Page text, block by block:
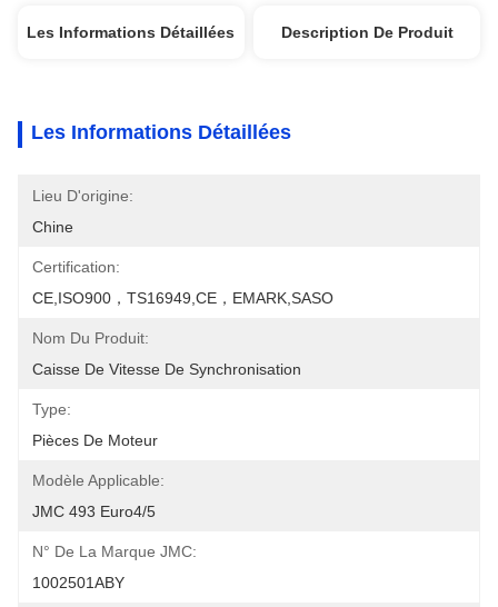
Les Informations Détaillées Description De Produit
Les Informations Détaillées
Lieu D'origine:
Chine
Certification:
CE,ISO900，TS16949,CE，EMARK,SASO
Nom Du Produit:
Caisse De Vitesse De Synchronisation
Type:
Pièces De Moteur
Modèle Applicable:
JMC 493 Euro4/5
N° De La Marque JMC:
1002501ABY